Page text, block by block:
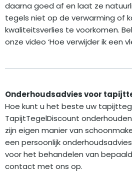
daarna goed af en laat ze
tegels niet op de verwarming of
kwaliteitsverlies te voorkomen.
onze video ‘Hoe verwijder ik een
Onderhoudsadvies voor
Hoe kunt u het beste uw
TapijtTegelDiscount
zijn eigen manier van
een persoonlijk
voor het behandelen van
contact met ons op.